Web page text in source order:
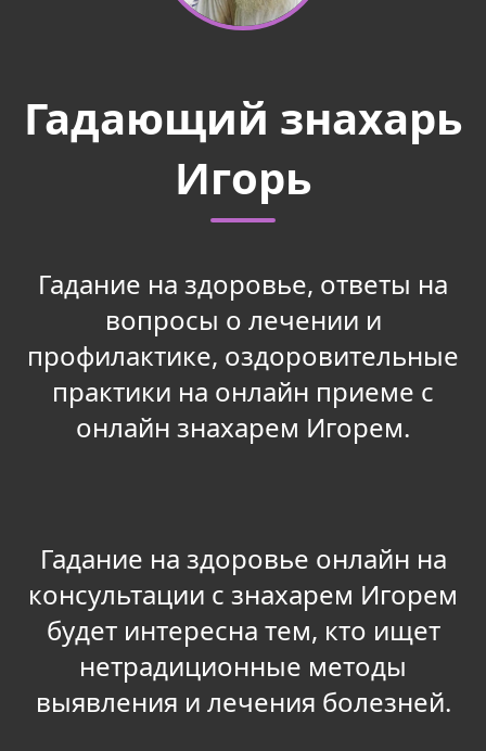
Гадающий знахарь
Игорь
Гадание на здоровье, ответы на
вопросы о лечении и
профилактике, оздоровительные
практики на онлайн приеме с
онлайн знахарем Игорем.
Гадание на здоровье онлайн на
консультации с знахарем Игорем
будет интересна тем, кто ищет
нетрадиционные методы
выявления и лечения болезней.